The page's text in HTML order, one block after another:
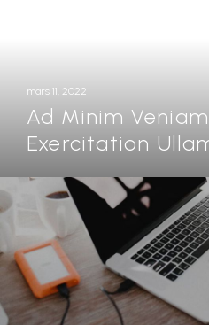
mars 11, 2022
Ad Minim
Exercitation